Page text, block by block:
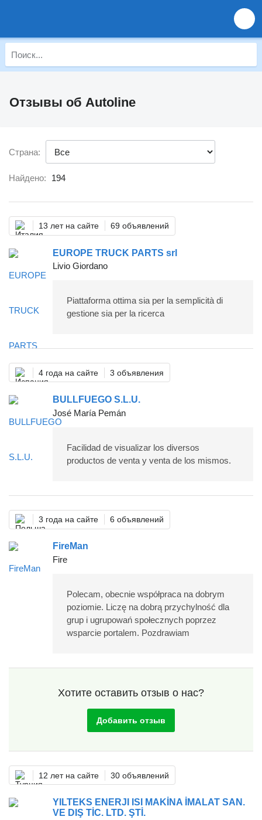
Отзывы об Autoline
Страна:
Найдено: 194
13 лет на сайте 69 объявлений
EUROPE TRUCK PARTS srl
Livio Giordano
Piattaforma ottima sia per la semplicità di
gestione sia per la ricerca
4 года на сайте 3 объявления
BULLFUEGO S.L.U.
José María Pemán
Facilidad de visualizar los diversos
productos de venta y venta de los mismos.
3 года на сайте 6 объявлений
FireMan
Fire
Polecam, obecnie współpraca na dobrym
poziomie. Liczę na dobrą przychylność dla
grup i ugrupowań społecznych poprzez
wsparcie portalem. Pozdrawiam
Хотите оставить отзыв о нас?
Добавить отзыв
12 лет на сайте 30 объявлений
YILTEKS ENERJI ISI MAKİNA İMALAT SAN.
VE DIŞ TİC. LTD. ŞTİ.